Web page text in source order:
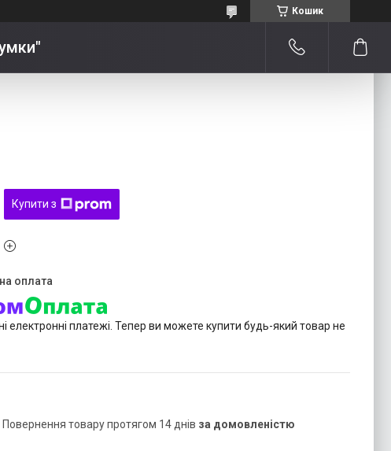
Кошик
Купити з
електронні платежі. Тепер ви можете купити будь-який товар не
повернення товару протягом 14 днів за домовленістю